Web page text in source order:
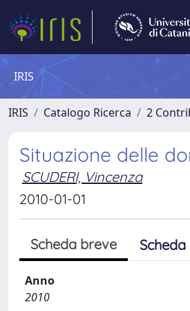
IRIS
IRIS Catalogo Ricerca 2
Situazione delle
SCUDERI, Vincenza
2010-01-01
Scheda breve
Anno
2010